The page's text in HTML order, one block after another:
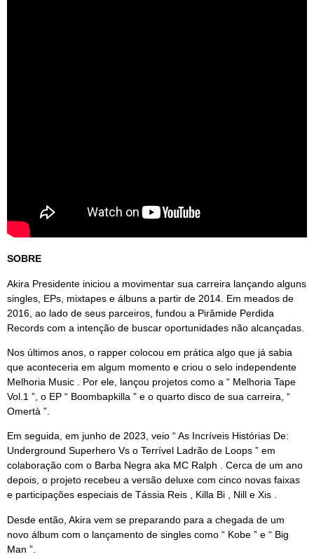
SOBRE
Akira Presidente iniciou a movimentar sua carreira lançando alguns
singles, EPs, mixtapes e álbuns a partir de 2014. Em meados de
2016, ao lado de seus parceiros, fundou a Pirâmide Perdida
Records com a intenção de buscar oportunidades não alcançadas.
Nos últimos anos, o rapper colocou em prática algo que já sabia
que aconteceria em algum momento e criou o selo independente
Melhoria Music . Por ele, lançou projetos como a “ Melhoria Tape
Vol.1 ”, o EP “ Boombapkilla ” e o quarto disco de sua carreira, “
Omertà ”.
Em seguida, em junho de 2023, veio “ As Incríveis Histórias De:
Underground Superhero Vs o Terrível Ladrão de Loops ” em
colaboração com o Barba Negra aka MC Ralph . Cerca de um ano
depois, o projeto recebeu a versão deluxe com cinco novas faixas
e participações especiais de Tássia Reis , Killa Bi , Nill e Xis .
Desde então, Akira vem se preparando para a chegada de um
novo álbum com o lançamento de singles como “ Kobe ” e “ Big
Man ”.